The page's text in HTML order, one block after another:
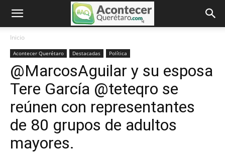
Inicio
Acontecer Querétaro Destacadas Política
@MarcosAguilar y su esposa
Tere García @teteqro se
reúnen con representantes
de 80 grupos de adultos
mayores.